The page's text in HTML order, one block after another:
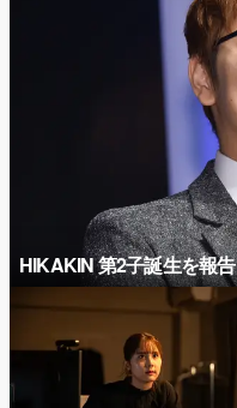
HIKAKIN 第2子誕生を報告